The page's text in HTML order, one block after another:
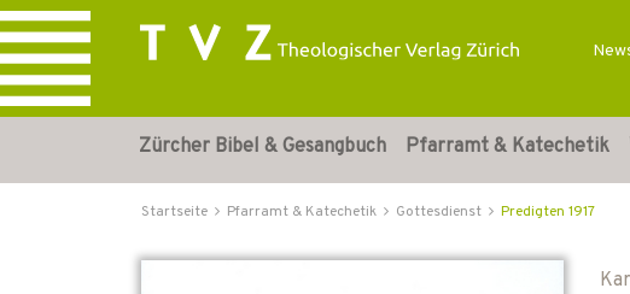
Zürcher Bibel & Gesangbuch Pfarramt & Katechetik
Startseite Pfarramt & Katechetik Gottesdienst Predigten 1917